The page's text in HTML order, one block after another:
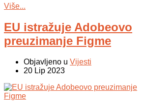
Više...
EU istražuje Adobeovo
preuzimanje Figme
Objavljeno u Vijesti
20 Lip 2023